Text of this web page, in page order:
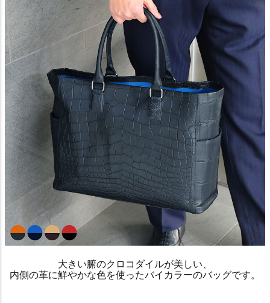
大きい腑のクロコダイルが美しい、
内側の革に鮮やかな色を使ったバイカラーのバッグです。